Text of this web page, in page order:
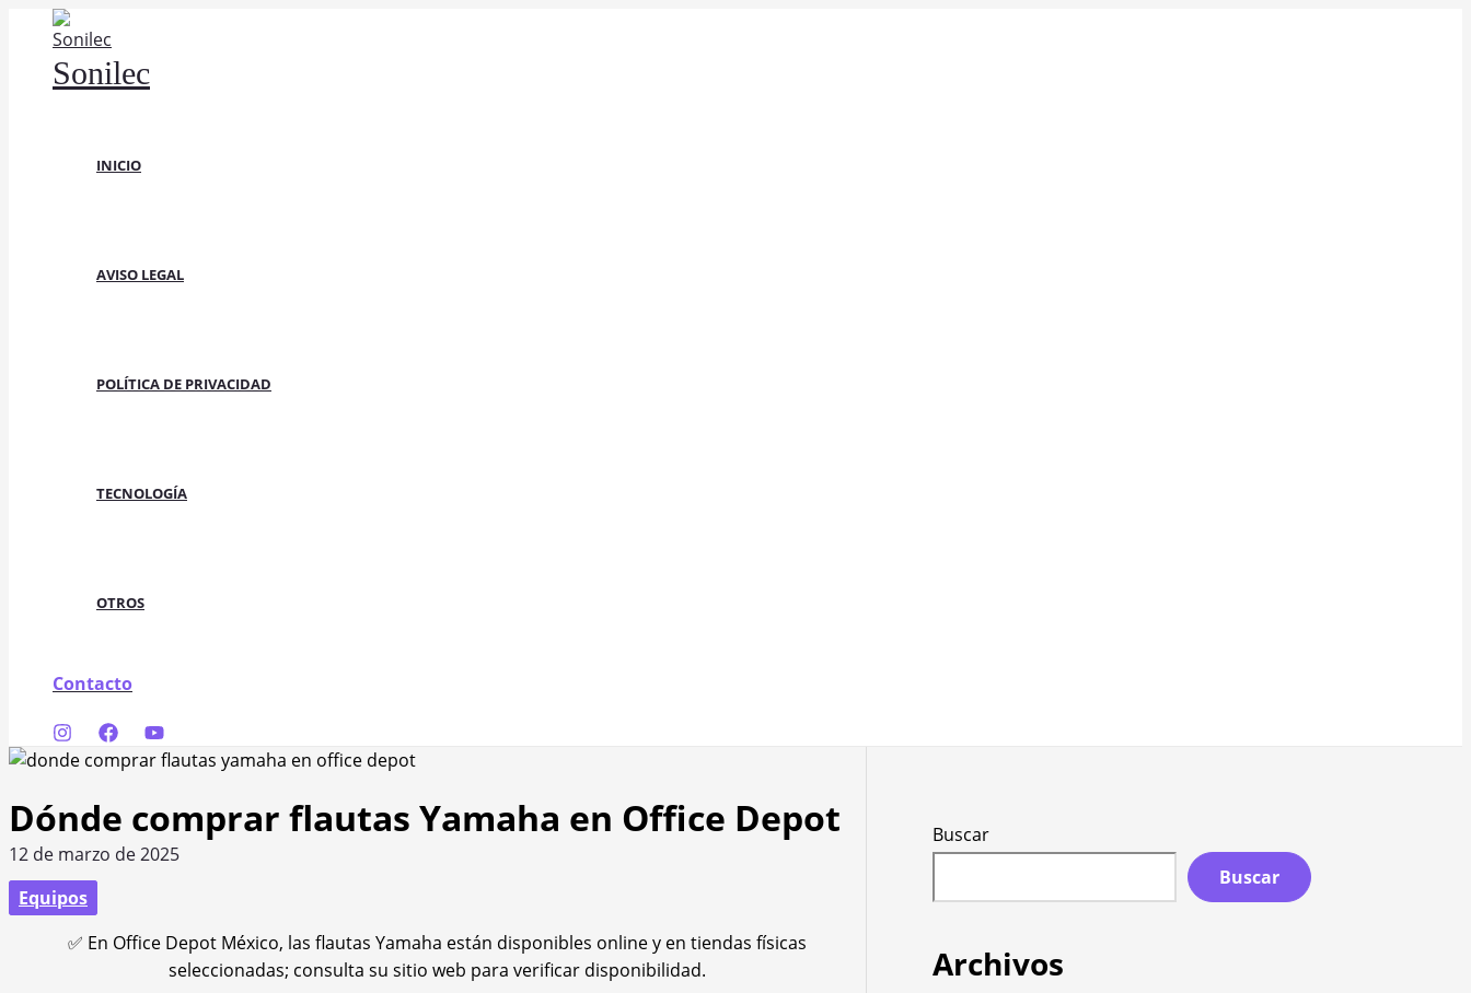
contenidoSonilec
INICIO
AVISO LEGAL
POLÍTICA DE PRIVACIDAD
TECNOLOGÍA
OTROS
Contacto
Dónde comprar flautas Yamaha en Office Depot
12 de marzo de 2025
Equipos
✅ En Office Depot México, las flautas Yamaha están disponibles online y en tiendas físicas
seleccionadas; consulta su sitio web para verificar disponibilidad.
Buscar
Buscar
Archivos